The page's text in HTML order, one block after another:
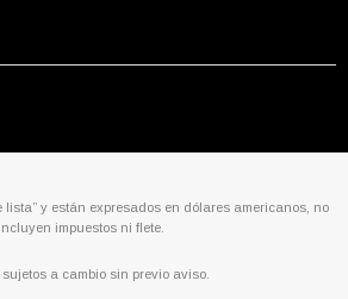
lista” y están expresados en dólares americanos, no
incluyen impuestos ni flete.
a cambio sin previo aviso.